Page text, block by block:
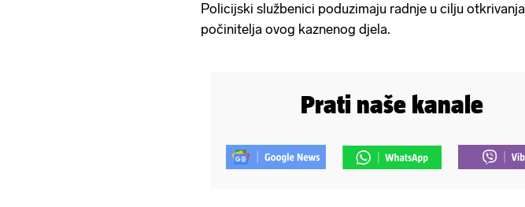
Policijski službenici poduzimaju radnje u cilju otkrivanja
počinitelja ovog kaznenog djela.
Prati naše kanale